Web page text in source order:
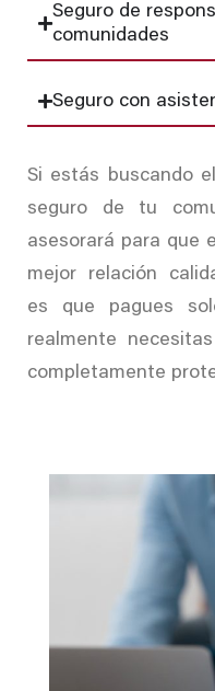
Seguro de
comunidades
Seguro con
Si estás buscando
seguro de tu
asesorará para que
mejor relación
es que pagues
realmente
completamente